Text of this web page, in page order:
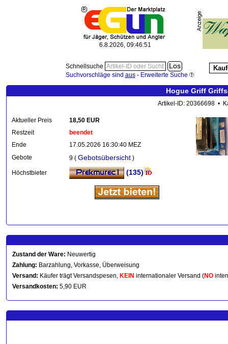
6.8.2026, 09:46:52
Schnellsuche
Suchvorschläge sind aus- Erweiterte Suche
Hogue Griff
Artikel-ID: 20366698 •
Aktueller Preis
18,50 EUR
Restzeit
beendet
Ende
17.05.2026 16:30:40 MEZ
Gebote
9 ( Gebotsübersicht )
Höchstbieter (135)
Zustand der Ware: Neuwertig
Zahlung: Barzahlung, Vorkasse, Überweisung
Versand: Käufer trägt Versandspesen, KEIN internationaler Versand (NO
Versandkosten: 5,90 EUR